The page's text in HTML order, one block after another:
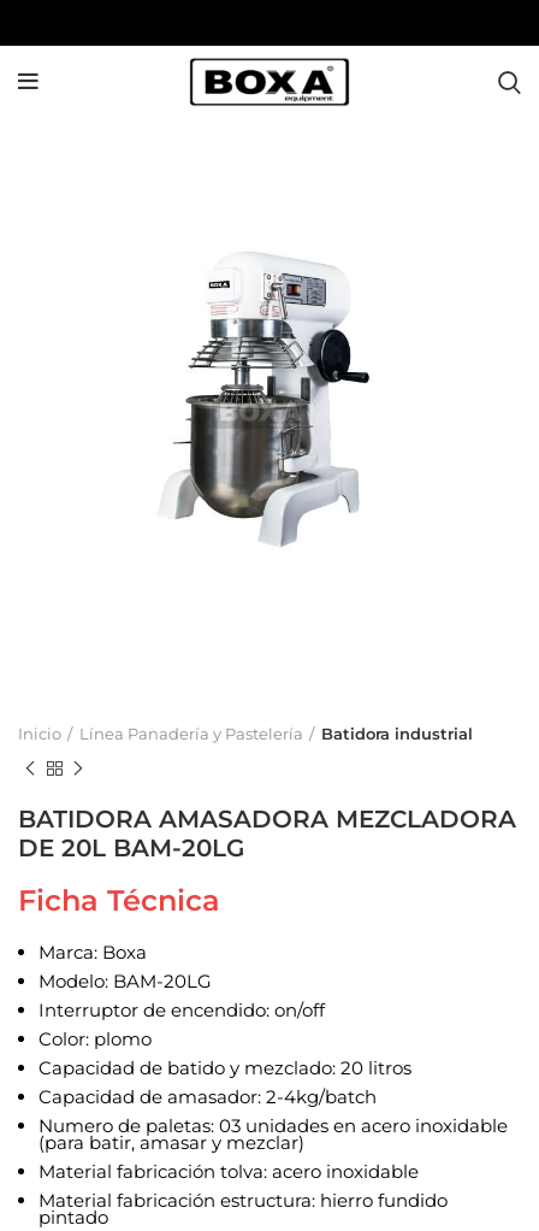
Inicio Línea Panadería y Pastelería Batidora industrial
BATIDORA AMASADORA MEZCLADORA
DE 20L BAM-20LG
Ficha Técnica
Marca: Boxa
Modelo: BAM-20LG
Interruptor de encendido: on/off
Color: plomo
Capacidad de batido y mezclado: 20 litros
Capacidad de amasador: 2-4kg/batch
Numero de paletas: 03 unidades en acero inoxidable
(para batir, amasar y mezclar)
Material fabricación tolva: acero inoxidable
Material fabricación estructura: hierro fundido
pintado